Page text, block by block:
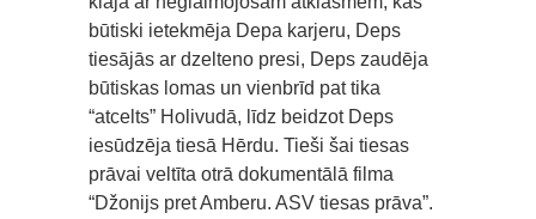
būtiski ietekmēja Depa karjeru, Deps
tiesājās ar dzelteno presi, Deps zaudēja
būtiskas lomas un vienbrīd pat tika
“atcelts” Holivudā, līdz beidzot Deps
iesūdzēja tiesā Hērdu. Tieši šai tiesas
prāvai veltīta otrā dokumentālā filma
“Džonijs pret Amberu. ASV tiesas prāva”.